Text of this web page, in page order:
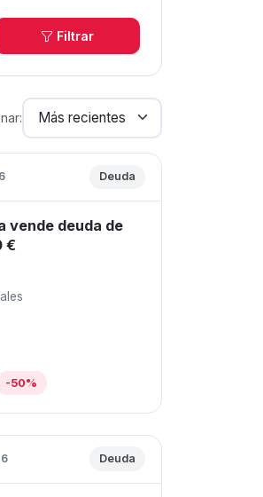
Filtrar
Deuda
vende deuda de
€
-50%
Deuda